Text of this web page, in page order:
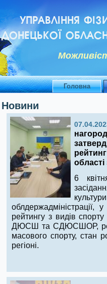
УПРАВЛІННЯ
ДОНЕЦЬКОЇ
Головна
Новини
області
6
рейтингу з видів
ДЮСШ та СДЮСШОР,
масового спорту, стан
регіоні.